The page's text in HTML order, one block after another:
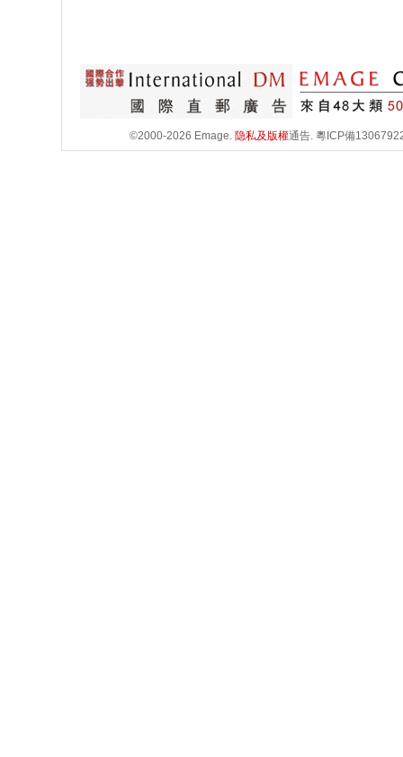
©2000-2026 Emage. 隐私及版權通告. 粵ICP備